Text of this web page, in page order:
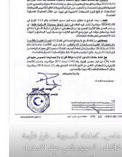
خاص.. كعادته السنوية .. قرار فأزمة
فإلغاء.. الحويج يلغي حظر الاستيراد